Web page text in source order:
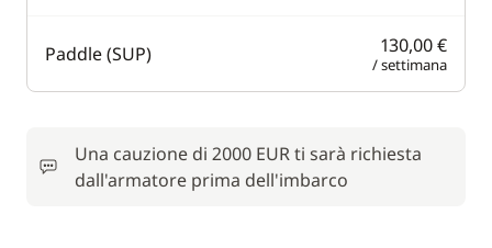
Paddle (SUP) 130,00 €
/ settimana
Una cauzione di 2000 EUR ti sarà richiesta
dall'armatore prima dell'imbarco